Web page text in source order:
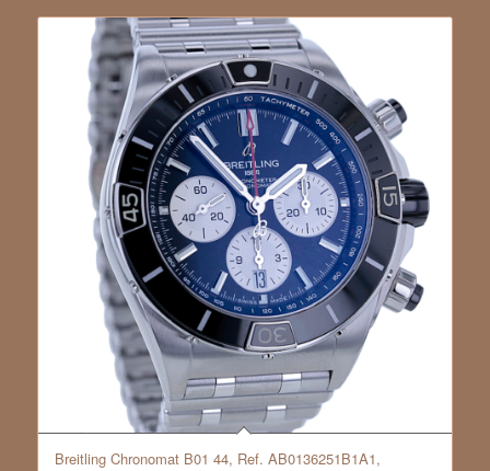
Breitling Chronomat B01 44, Ref. AB0136251B1A1,